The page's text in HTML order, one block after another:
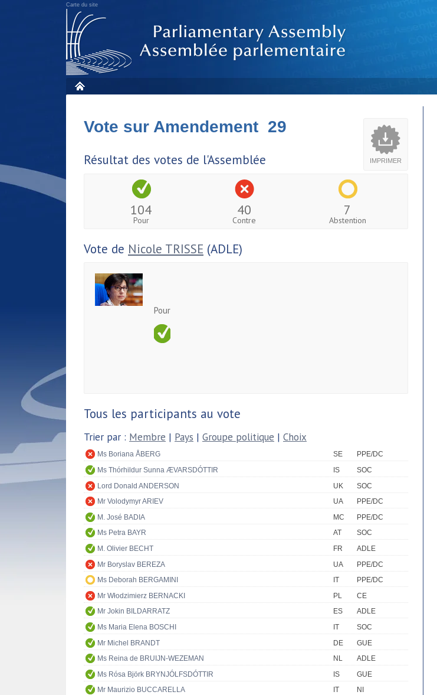
Carte du site
IMPRIMER
Vote sur Amendement 29
Résultat des votes de l'Assemblée
104
Pour
40
Contre
7
Abstention
Vote de Nicole TRISSE (ADLE)
Pour
Tous les participants au vote
Trier par : Membre | Pays | Groupe politique | Choix
Ms Boriana ÅBERG SE
PPE/DC
Ms Thórhildur Sunna ÆVARSDÓTTIR
IS
SOC
Lord Donald ANDERSON
UK
SOC
Mr Volodymyr ARIEV
UA
PPE/DC
M. José BADIA
MC
PPE/DC
Ms Petra BAYR
AT
SOC
M. Olivier BECHT
FR
ADLE
Mr Boryslav BEREZA
UA
PPE/DC
Ms Deborah BERGAMINI
IT
PPE/DC
Mr Włodzimierz BERNACKI
PL
CE
Mr Jokin BILDARRATZ
ES
ADLE
Ms Maria Elena BOSCHI
IT
SOC
Mr Michel BRANDT
DE
GUE
Ms Reina de BRUIJN-WEZEMAN
NL
ADLE
Ms Rósa Björk BRYNJÓLFSDÓTTIR
IS
GUE
Mr Maurizio BUCCARELLA
IT
NI